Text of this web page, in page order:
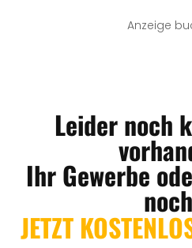
Anzeige
Leider noch
Ihr Gewerbe
JETZT